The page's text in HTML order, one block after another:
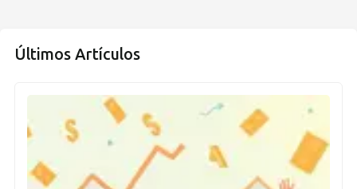
Últimos Artículos